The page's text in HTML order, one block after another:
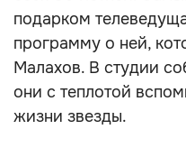
подарком
программу о ней,
Малахов. В студии
они с теплотой
жизни звезды.